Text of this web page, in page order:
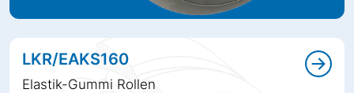
LKR/EAKS160
Elastik-Gummi Rollen